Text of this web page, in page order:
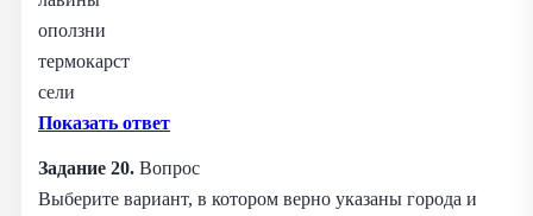
оползни
термокарст
сели
Показать ответ
Задание 20. Вопрос
Выберите вариант, в котором верно указаны города и